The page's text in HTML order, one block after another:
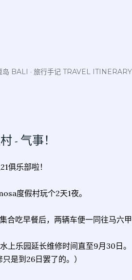
岛 BALI 旅行手记 TRAVEL ITINERARY
- 气事！
俱乐部啦！
度假村玩个2天1夜。
合吃早餐后，两辆车便一同往马六甲
上乐园延长维修时间直至9月30日。
是到26日罢了的。）